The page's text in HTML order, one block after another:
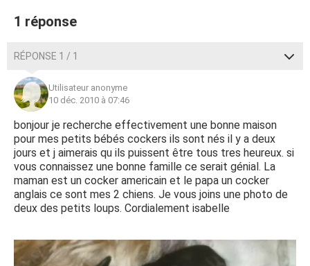
1 réponse
RÉPONSE 1 / 1
Utilisateur anonyme
10 déc. 2010 à 07:46
bonjour je recherche effectivement une bonne maison
pour mes petits bébés cockers ils sont nés il y a deux
jours et j aimerais qu ils puissent être tous tres heureux. si
vous connaissez une bonne famille ce serait génial. La
maman est un cocker americain et le papa un cocker
anglais ce sont mes 2 chiens. Je vous joins une photo de
deux des petits loups. Cordialement isabelle